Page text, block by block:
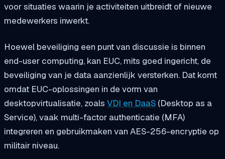
voor situaties waarin je activiteiten uitbreidt of nieuwe
medewerkers inwerkt.
Hoewel beveiliging een punt van discussie is binnen
end-user computing, kan EUC, mits goed ingericht, de
beveiliging van je data aanzienlijk versterken. Dat komt
omdat EUC-oplossingen in de vorm van
desktopvirtualisatie, zoals VDI en DaaS (Desktop as a
Service), vaak multi-factor authenticatie (MFA)
integreren en gebruikmaken van AES-256-encryptie op
militair niveau.